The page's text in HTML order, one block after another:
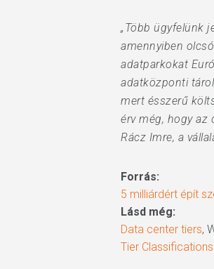
„Több ügyfelünk
amennyiben
adatparkokat
adatközponti
mert ésszerű
érv még, hogy az
Rácz Imre, a
Forrás:
5 milliárdért épít
Lásd még:
Data center tiers,
Tier